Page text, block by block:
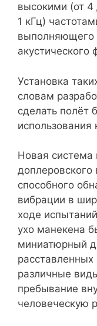
высокими (от 4
1 кГц)
выполняющего
акустического
Установка
словам
сделать полёт
использования
Новая система
доплеровского
способного
вибрации в
ходе
ухо манекена
миниатюрный
расставленных
различные
пребывание
человеческую